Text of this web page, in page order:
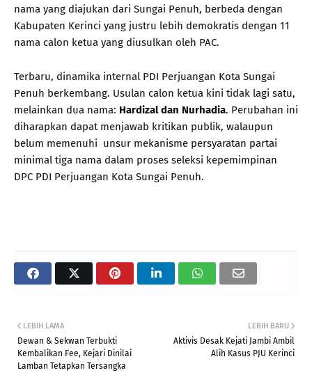
nama yang diajukan dari Sungai Penuh, berbeda dengan
Kabupaten Kerinci yang justru lebih demokratis dengan 11
nama calon ketua yang diusulkan oleh PAC.
Terbaru, dinamika internal PDI Perjuangan Kota Sungai
Penuh berkembang. Usulan calon ketua kini tidak lagi satu,
melainkan dua nama: Hardizal dan Nurhadia. Perubahan ini
diharapkan dapat menjawab kritikan publik, walaupun
belum memenuhi unsur mekanisme persyaratan partai
minimal tiga nama dalam proses seleksi kepemimpinan
DPC PDI Perjuangan Kota Sungai Penuh.
LEBIH BARU
Aktivis Desak Kejati Jambi Ambil
Alih Kasus PJU Kerinci
LEBIH LAMA
Dewan & Sekwan Terbukti
Kembalikan Fee, Kejari Dinilai
Lamban Tetapkan Tersangka